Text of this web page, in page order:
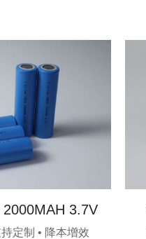
3.7V
定制 • 降本增效